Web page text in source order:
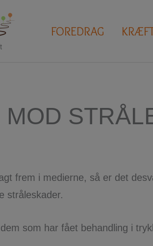
FOREDRAG
frem i medierne, så er det
stråleskader.
som har fået behandling i